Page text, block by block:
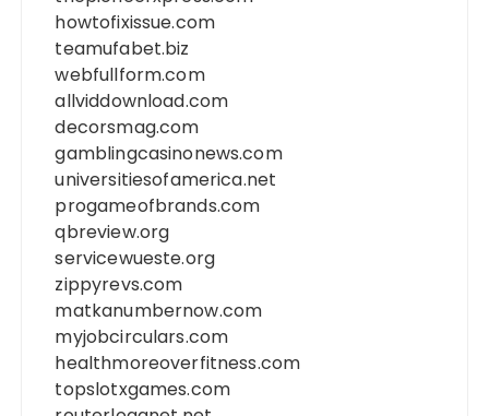
howtofixissue.com
teamufabet.biz
webfullform.com
allviddownload.com
decorsmag.com
gamblingcasinonews.com
universitiesofamerica.net
progameofbrands.com
qbreview.org
servicewueste.org
zippyrevs.com
matkanumbernow.com
myjobcirculars.com
healthmoreoverfitness.com
topslotxgames.com